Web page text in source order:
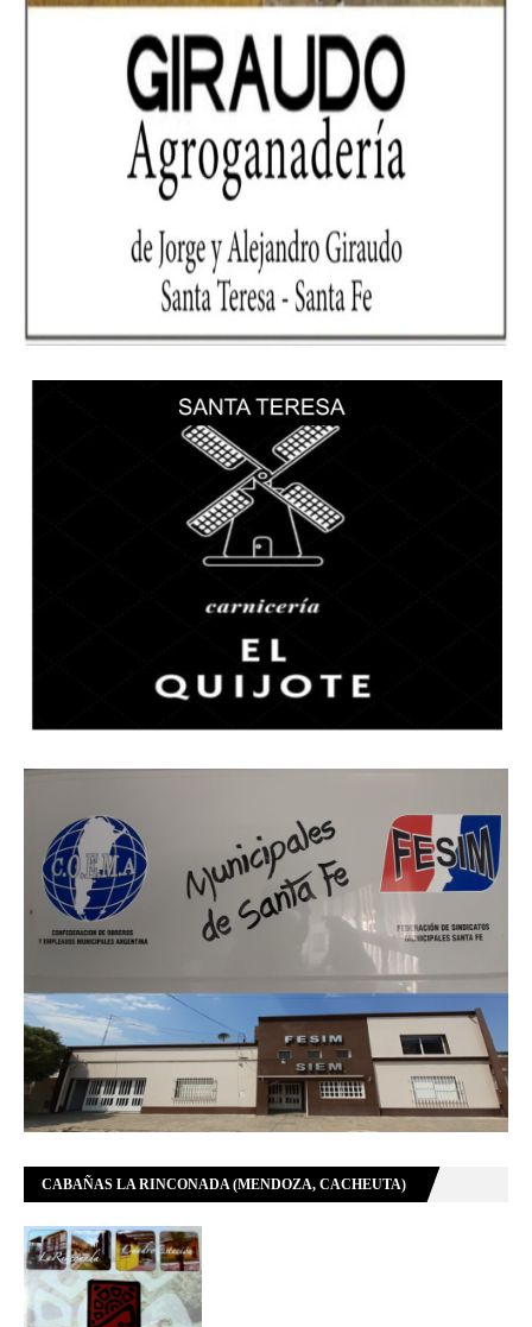
CABAÑAS LA RINCONADA (MENDOZA, CACHEUTA)